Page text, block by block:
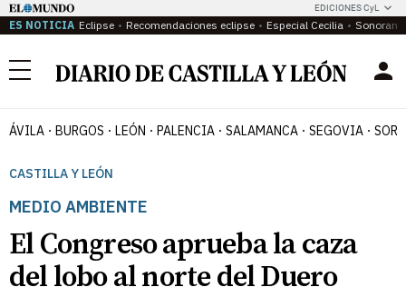
EDICIONES CyL
ES NOTICIA Eclipse Recomendaciones eclipse Especial Cecilia
Menú
ÁVILA BURGOS LEÓN PALENCIA SALAMANCA SEGOVIA
CASTILLA Y LEÓN
MEDIO AMBIENTE
El Congreso aprueba la caza
del lobo al norte del Duero